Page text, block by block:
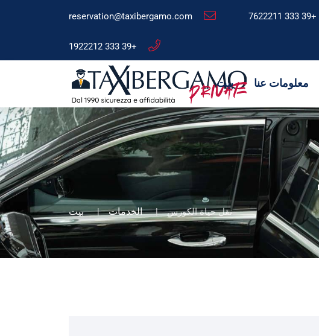
reservation@taxibergamo.com +39 333 7622211
+39 333 1922212
بيت معلومات عنا
بيت الخدمات نقل حياة الكورس